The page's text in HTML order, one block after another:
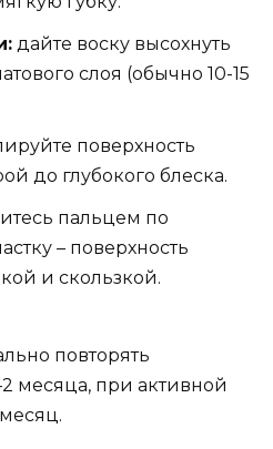
дайте воску высохнуть
слоя (обычно 10-15
поверхность
до глубокого блеска.
пальцем по
– поверхность
и скользкой.
повторять
месяца, при активной